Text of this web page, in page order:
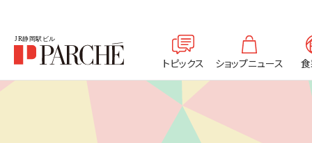
トピックス ショップニュース